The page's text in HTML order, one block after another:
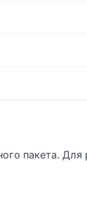
пакета.